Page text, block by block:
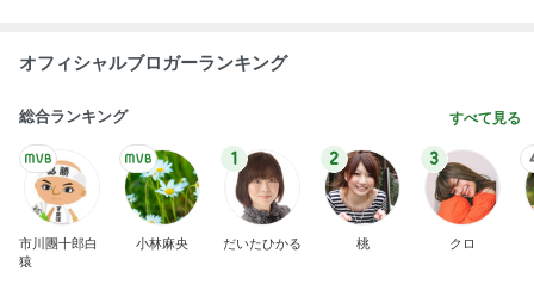
オフィシャルブロガーランキング
総合ランキング すべて見る
市川團十郎白
猿
小林麻央
1
だいたひかる
2
桃
3
クロ